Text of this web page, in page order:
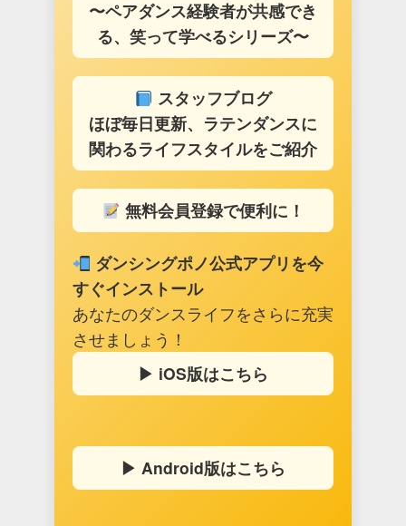
〜ペアダンス経験者が共感でき
る、笑って学べるシリーズ〜
スタッフブログ
ほぼ毎日更新、ラテンダンスに
関わるライフスタイルをご紹介
無料会員登録で便利に！
ダンシングポノ公式アプリを今
すぐインストール
あなたのダンスライフをさらに充実
させましょう！
▶︎ iOS版はこちら
▶︎ Android版はこちら